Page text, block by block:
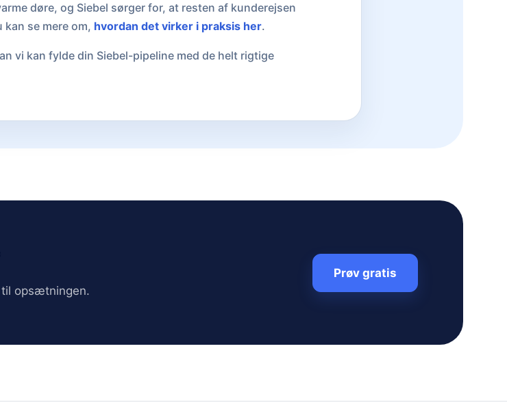
døre, og Siebel sørger for, at resten af kunderejsen
se mere om, hvordan det virker i praksis her.
vi kan fylde din Siebel-pipeline med de helt rigtige
til opsætningen.
Prøv gratis